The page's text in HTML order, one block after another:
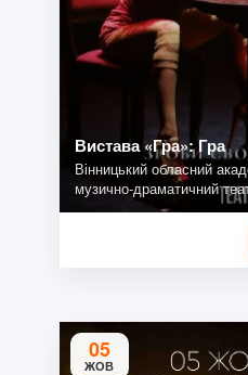
Вистава «Гра»: Гра
Вінницький обласний
музично-драматичний
05
ЖОВ